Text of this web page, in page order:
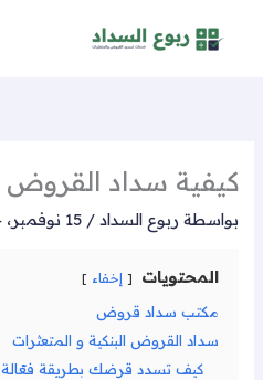
كيفية سداد القروض
بواسطة ربوع السداد/15 نوفمبر، 2024
المحتويات إخفاء
مكتب سداد قروض
سداد القروض البنكية و المتعثرات
كيف تسدد قرضك بطريقة فعّالة